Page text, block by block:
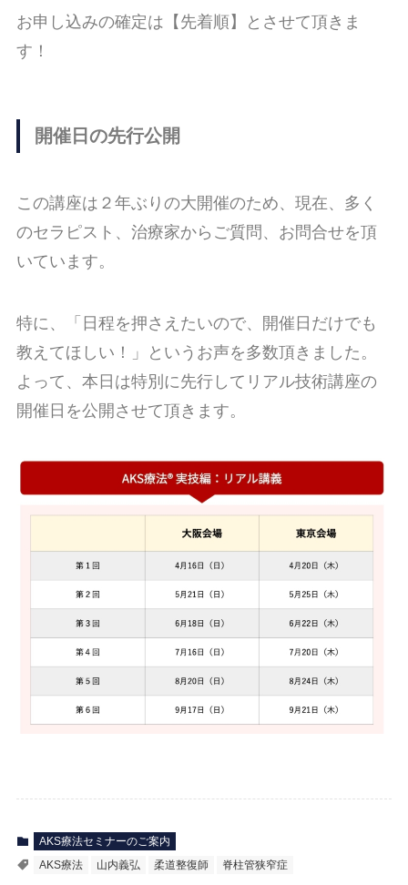
お申し込みの確定は【先着順】とさせて頂きま
す！
開催日の先行公開
この講座は２年ぶりの大開催のため、現在、多く
のセラピスト、治療家からご質問、お問合せを頂
いています。
特に、「日程を押さえたいので、開催日だけでも
教えてほしい！」というお声を多数頂きました。
よって、本日は特別に先行してリアル技術講座の
開催日を公開させて頂きます。
AKS療法セミナーのご案内
AKS療法
山内義弘 柔道整復師 脊柱管狭窄症